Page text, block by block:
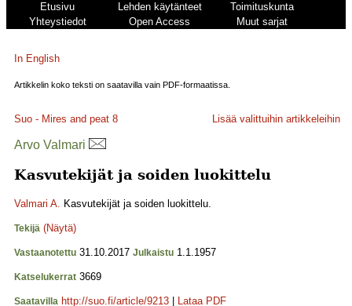
Etusivu Lehden käytänteet
Toimituskunta
Yhteystiedot
Open Access Muut sarjat
In English
Artikkelin koko teksti on saatavilla vain PDF-formaatissa.
Suo - Mires and peat 8 Lisää valittuihin artikkeleihin
Arvo Valmari
Kasvutekijät ja soiden luokittelu
Valmari A. Kasvutekijät ja soiden luokittelu.
Tekijä (Näytä)
Vastaanotettu 31.10.2017 Julkaistu 1.1.1957
Katselukerrat 3669
Saatavilla http://suo.fi/article/9213 Lataa PDF